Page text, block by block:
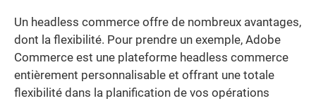
Un headless commerce offre de nombreux avantages,
dont la flexibilité. Pour prendre un exemple, Adobe
Commerce est une plateforme headless commerce
entièrement personnalisable et offrant une totale
flexibilité dans la planification de vos opérations